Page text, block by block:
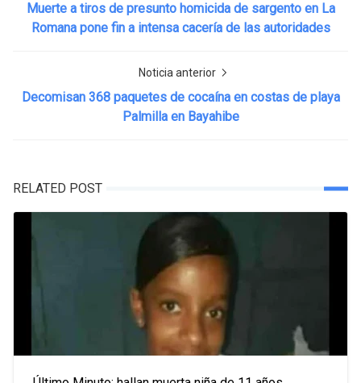
Muerte a tiros de presunto homicida de sargento en La
Romana pone fin a intensa cacería de las autoridades
Noticia anterior
Decomisan 368 paquetes de cocaína en costas de playa
Palmilla en Bayahibe
RELATED POST